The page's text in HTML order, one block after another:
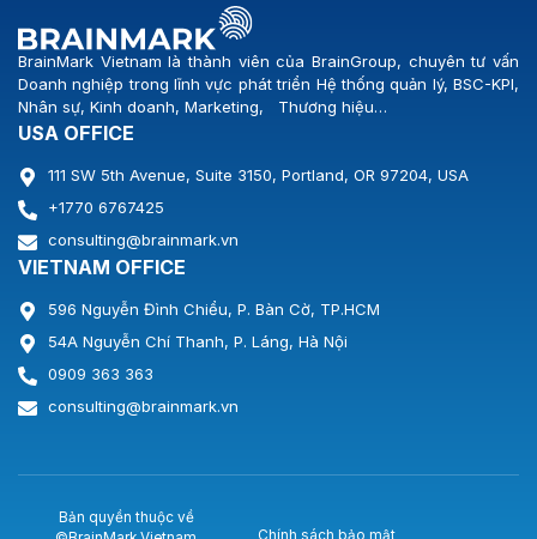
BrainMark Vietnam là thành viên của BrainGroup, chuyên tư vấn
Doanh nghiệp trong lĩnh vực phát triển Hệ thống quản lý, BSC-KPI,
Nhân sự, Kinh doanh, Marketing, Thương hiệu…
USA OFFICE
111 SW 5th Avenue, Suite 3150, Portland, OR 97204, USA
+1770 6767425
consulting@brainmark.vn
VIETNAM OFFICE
596 Nguyễn Đình Chiểu, P. Bàn Cờ, TP.HCM
54A Nguyễn Chí Thanh, P. Láng, Hà Nội
0909 363 363
consulting@brainmark.vn
Bản quyền thuộc về